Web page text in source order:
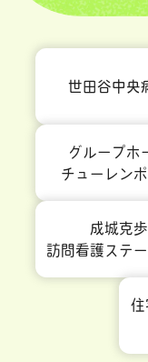
世田谷中央
グループホ
チューレン
成城克歩
訪問看護ステ
住